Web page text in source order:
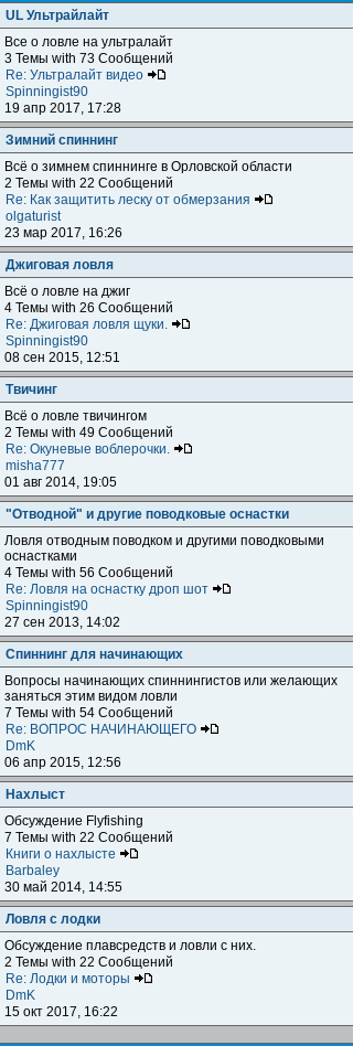
UL Ультрайлайт
Все о ловле на ультралайт
3 Темы with 73 Сообщений
Re: Ультралайт видео
Spinningist90
19 апр 2017, 17:28
Зимний спиннинг
Всё о зимнем спиннинге в Орловской области
2 Темы with 22 Сообщений
Re: Как защитить леску от обмерзания
olgaturist
23 мар 2017, 16:26
Джиговая ловля
Всё о ловле на джиг
4 Темы with 26 Сообщений
Re: Джиговая ловля щуки.
Spinningist90
08 сен 2015, 12:51
Твичинг
Всё о ловле твичингом
2 Темы with 49 Сообщений
Re: Окуневые воблерочки.
misha777
01 авг 2014, 19:05
"Отводной" и другие поводковые оснастки
Ловля отводным поводком и другими поводковыми
оснастками
4 Темы with 56 Сообщений
Re: Ловля на оснастку дроп шот
Spinningist90
27 сен 2013, 14:02
Спиннинг для начинающих
Вопросы начинающих спиннингистов или желающих
заняться этим видом ловли
7 Темы with 54 Сообщений
Re: ВОПРОС НАЧИНАЮЩЕГО
DmK
06 апр 2015, 12:56
Нахлыст
Обсуждение Flyfishing
7 Темы with 22 Сообщений
Книги о нахлысте
Barbaley
30 май 2014, 14:55
Ловля с лодки
Обсуждение плавсредств и ловли с них.
2 Темы with 22 Сообщений
Re: Лодки и моторы
DmK
15 окт 2017, 16:22